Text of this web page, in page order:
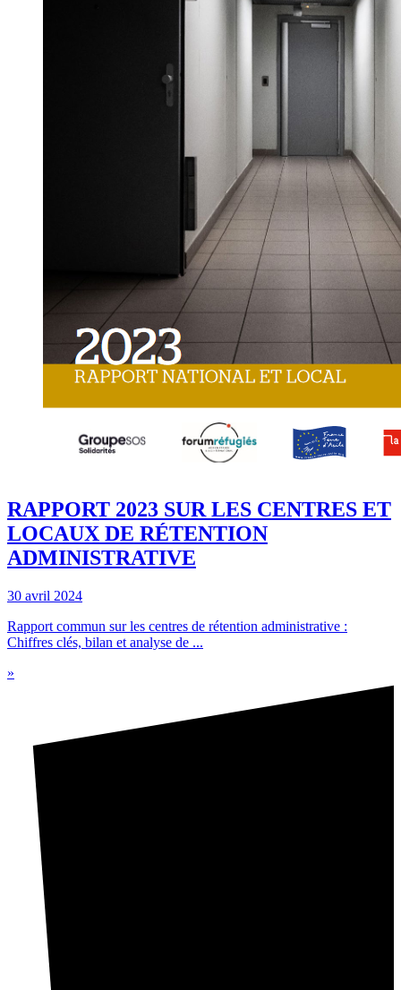
RAPPORT 2023 SUR LES CENTRES ET
LOCAUX DE RÉTENTION
ADMINISTRATIVE
30 avril 2024
Rapport commun sur les centres de rétention administrative :
Chiffres clés, bilan et analyse de ...
»